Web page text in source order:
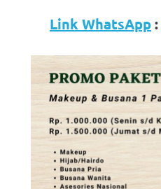
Discount
replica
watches.
watches.
Link WhatsApp: